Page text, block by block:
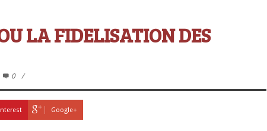
LA FIDELISATION DES
0 /
Google+